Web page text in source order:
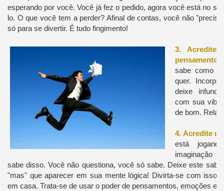
esperando por você. Você já fez o pedido, agora você está no
lo. O que você tem a perder? Afinal de contas, você não
só para se divertir. É tudo fingimento!
3. Acredite
sabe como
quer.
deixe
com sua
de bom.
4. Acredite
está
imaginação
sabe disso. Você não questiona, você só sabe. Deixe este
"mas" que aparecer em sua mente lógica! Divirta-se com isso
em casa. Trata-se de usar o poder de pensamentos, emoções e